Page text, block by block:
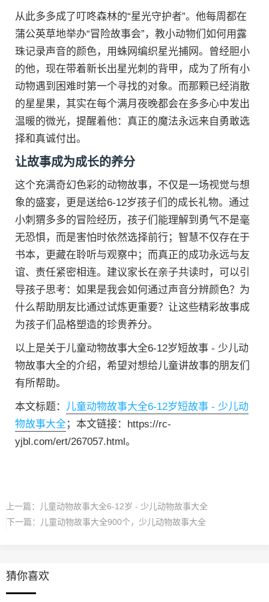
从此多多成了叮咚森林的“星光守护者”。他每周都在
蒲公英草地举办“冒险故事会”，教小动物们如何用露
珠记录声音的颜色，用蛛网编织星光捕网。曾经胆小
的他，现在带着新长出星光刺的背甲，成为了所有小
动物遇到困难时第一个寻找的对象。而那颗已经消散
的星星果，其实在每个满月夜晚都会在多多心中发出
温暖的微光，提醒着他：真正的魔法永远来自勇敢选
择和真诚付出。
让故事成为成长的养分
这个充满奇幻色彩的动物故事，不仅是一场视觉与想
象的盛宴，更是送给6-12岁孩子们的成长礼物。通过
小刺猬多多的冒险经历，孩子们能理解到勇气不是毫
无恐惧，而是害怕时依然选择前行；智慧不仅存在于
书本，更藏在聆听与观察中；而真正的成功永远与友
谊、责任紧密相连。建议家长在亲子共读时，可以引
导孩子思考：如果是我会如何通过声音分辨颜色？为
什么帮助朋友比通过试炼更重要？让这些精彩故事成
为孩子们品格塑造的珍贵养分。
以上是关于儿童动物故事大全6-12岁短故事 - 少儿动
物故事大全的介绍，希望对想给儿童讲故事的朋友们
有所帮助。
本文标题： 儿童动物故事大全6-12岁短故事 - 少儿动
物故事大全；本文链接：https://rc-
yjbl.com/ert/267057.html。
上一篇：
儿童动物故事大全6-12岁 - 少儿动物故事大全
下一篇：
儿童动物故事大全900个，少儿动物故事大全
猜你喜欢